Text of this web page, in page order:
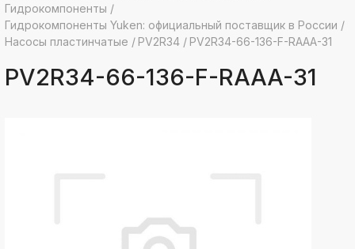
k
ksldkfjsdlfkjsls;ldfkgjsdl;kfkфыва
k
k
ksldkfjsdlfkjsls;ldfkgjsdl;kfkфыва
Гидрокомпоненты /
Гидрокомпоненты Yuken: официальный поставщик в России /
Насосы пластинчатые / PV2R34 / PV2R34-66-136-F-RAAA-31
PV2R34-66-136-F-RAAA-31